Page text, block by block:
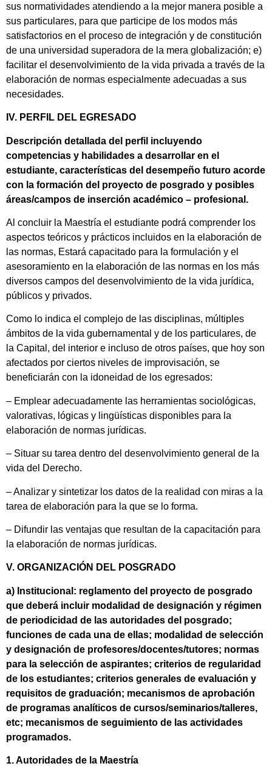
sus normatividades atendiendo a la mejor manera posible a
sus particulares, para que participe de los modos más
satisfactorios en el proceso de integración y de constitución
de una universidad superadora de la mera globalización; e)
facilitar el desenvolvimiento de la vida privada a través de la
elaboración de normas especialmente adecuadas a sus
necesidades.
IV. PERFIL DEL EGRESADO
Descripción detallada del perfil incluyendo
competencias y habilidades a desarrollar en el
estudiante, características del desempeño futuro acorde
con la formación del proyecto de posgrado y posibles
áreas/campos de inserción académico – profesional.
Al concluir la Maestría el estudiante podrá comprender los
aspectos teóricos y prácticos incluidos en la elaboración de
las normas, Estará capacitado para la formulación y el
asesoramiento en la elaboración de las normas en los más
diversos campos del desenvolvimiento de la vida jurídica,
públicos y privados.
Como lo indica el complejo de las disciplinas, múltiples
ámbitos de la vida gubernamental y de los particulares, de
la Capital, del interior e incluso de otros países, que hoy son
afectados por ciertos niveles de improvisación, se
beneficiarán con la idoneidad de los egresados:
– Emplear adecuadamente las herramientas sociológicas,
valorativas, lógicas y lingüísticas disponibles para la
elaboración de normas jurídicas.
– Situar su tarea dentro del desenvolvimiento general de la
vida del Derecho.
– Analizar y sintetizar los datos de la realidad con miras a la
tarea de elaboración para la que se lo forma.
– Difundir las ventajas que resultan de la capacitación para
la elaboración de normas jurídicas.
V. ORGANIZACIÓN DEL POSGRADO
a) Institucional: reglamento del proyecto de posgrado
que deberá incluir modalidad de designación y régimen
de periodicidad de las autoridades del posgrado;
funciones de cada una de ellas; modalidad de selección
y designación de profesores/docentes/tutores; normas
para la selección de aspirantes; criterios de regularidad
de los estudiantes; criterios generales de evaluación y
requisitos de graduación; mecanismos de aprobación
de programas analíticos de cursos/seminarios/talleres,
etc; mecanismos de seguimiento de las actividades
programados.
1. Autoridades de la Maestría